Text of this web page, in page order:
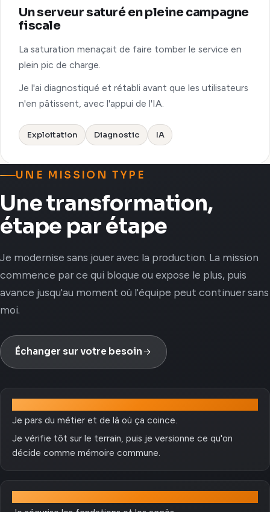
Un serveur saturé en pleine campagne
fiscale
La saturation menaçait de faire tomber le service en
plein pic de charge.
Je l'ai diagnostiqué et rétabli avant que les utilisateurs
n'en pâtissent, avec l'appui de l'IA.
Exploitation Diagnostic IA
UNE MISSION TYPE
Une transformation,
étape par étape
Je modernise sans jouer avec la production. La mission
commence par ce qui bloque ou expose le plus, puis
avance jusqu'au moment où l'équipe peut continuer sans
moi.
Échanger sur votre besoin
Je pars du métier et de là où ça coince.
Je vérifie tôt sur le terrain, puis je versionne ce qu'on
décide comme mémoire commune.